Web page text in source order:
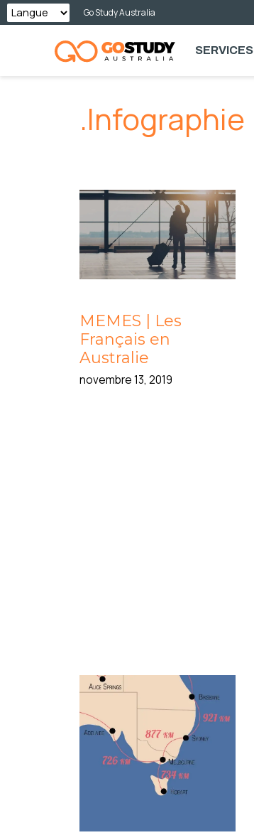
Skip
Go Study Australia
SERVICES
.Infographie
MEMES | Les
Français en
Australie
novembre 13, 2019